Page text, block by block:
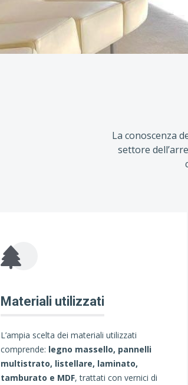
La conoscenza
settore
Materiali utilizzati
L’ampia scelta dei materiali utilizzati
comprende: legno massello, pannelli
multistrato, listellare, laminato,
tamburato e MDF, trattati con vernici di